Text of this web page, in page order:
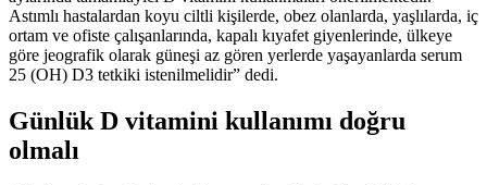
Astımlı hastalardan koyu ciltli kişilerde, obez olanlarda, yaşlılarda, iç
ortam ve ofiste çalışanlarında, kapalı kıyafet giyenlerinde, ülkeye
göre jeografik olarak güneşi az gören yerlerde yaşayanlarda serum
25 (OH) D3 tetkiki istenilmelidir” dedi.
Günlük D vitamini kullanımı doğru
olmalı